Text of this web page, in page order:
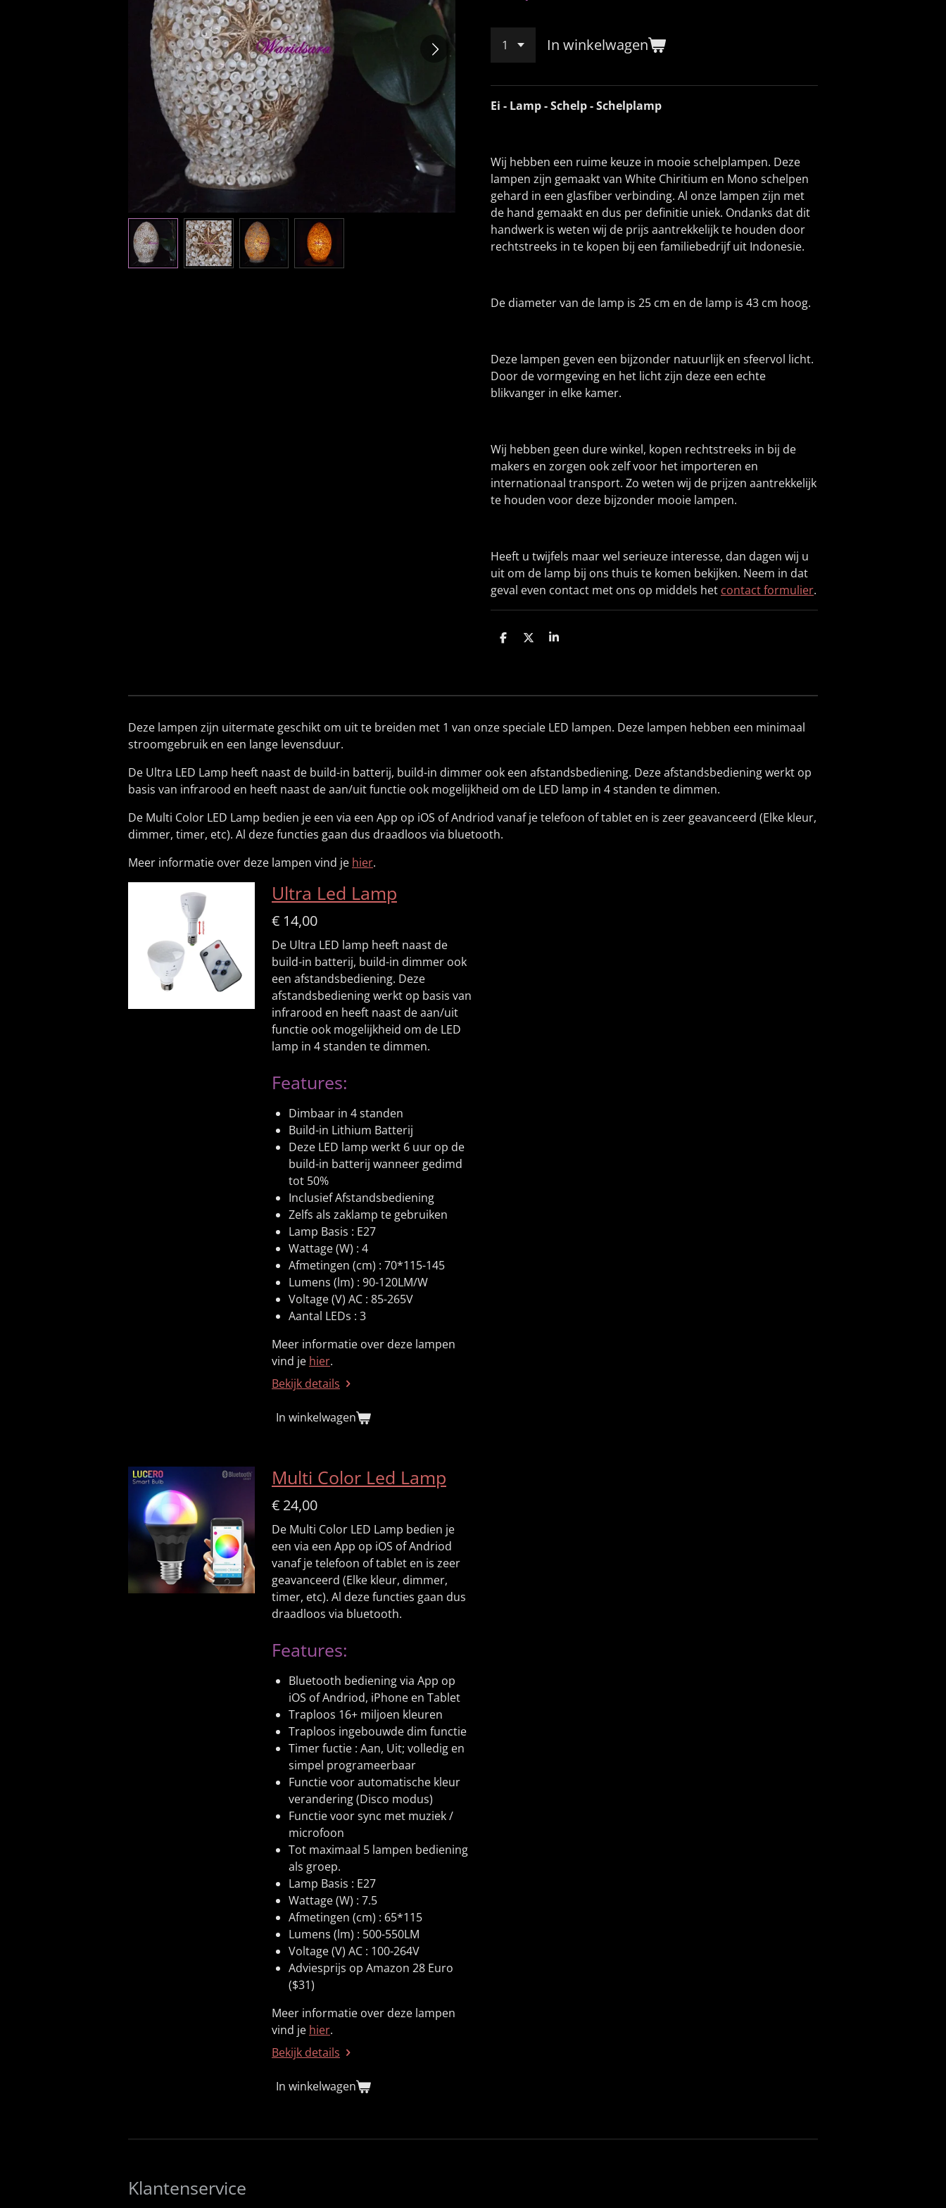
In winkelwagen
Ei - Lamp - Schelp - Schelplamp
Wij hebben een ruime keuze in mooie schelplampen. Deze
lampen zijn gemaakt van White Chiritium en Mono schelpen
gehard in een glasfiber verbinding. Al onze lampen zijn met
de hand gemaakt en dus per definitie uniek. Ondanks dat dit
handwerk is weten wij de prijs aantrekkelijk te houden door
rechtstreeks in te kopen bij een familiebedrijf uit Indonesie.
De diameter van de lamp is 25 cm en de lamp is 43 cm hoog.
Deze lampen geven een bijzonder natuurlijk en sfeervol licht.
Door de vormgeving en het licht zijn deze een echte
blikvanger in elke kamer.
Wij hebben geen dure winkel, kopen rechtstreeks in bij de
makers en zorgen ook zelf voor het importeren en
internationaal transport. Zo weten wij de prijzen aantrekkelijk
te houden voor deze bijzonder mooie lampen.
Heeft u twijfels maar wel serieuze interesse, dan dagen wij u
uit om de lamp bij ons thuis te komen bekijken. Neem in dat
geval even contact met ons op middels het contact formulier.
D
D
S
Deze lampen zijn uitermate geschikt om uit te breiden met 1 van onze speciale LED lampen. Deze lampen hebben een minimaal
stroomgebruik en een lange levensduur.
De Ultra LED Lamp heeft naast de build-in batterij, build-in dimmer ook een afstandsbediening. Deze afstandsbediening werkt op
basis van infrarood en heeft naast de aan/uit functie ook mogelijkheid om de LED lamp in 4 standen te dimmen.
De Multi Color LED Lamp bedien je een via een App op iOS of Andriod vanaf je telefoon of tablet en is zeer geavanceerd (Elke kleur,
dimmer, timer, etc). Al deze functies gaan dus draadloos via bluetooth.
Meer informatie over deze lampen vind je hier.
Ultra Led Lamp
€ 14,00
De Ultra LED lamp heeft naast de
build-in batterij, build-in dimmer ook
een afstandsbediening. Deze
afstandsbediening werkt op basis van
infrarood en heeft naast de aan/uit
functie ook mogelijkheid om de LED
lamp in 4 standen te dimmen.
Features:
Dimbaar in 4 standen
Build-in Lithium Batterij
Deze LED lamp werkt 6 uur op de
build-in batterij wanneer gedimd
tot 50%
Inclusief Afstandsbediening
Zelfs als zaklamp te gebruiken
Lamp Basis : E27
Wattage (W) : 4
Afmetingen (cm) : 70*115-145
Lumens (lm) : 90-120LM/W
Voltage (V) AC : 85-265V
Aantal LEDs : 3
Meer informatie over deze lampen
vind je hier.
Bekijk details
In winkelwagen
Multi Color Led Lamp
€ 24,00
De Multi Color LED Lamp bedien je
een via een App op iOS of Andriod
vanaf je telefoon of tablet en is zeer
geavanceerd (Elke kleur, dimmer,
timer, etc). Al deze functies gaan dus
draadloos via bluetooth.
Features:
Bluetooth bediening via App op
iOS of Andriod, iPhone en Tablet
Traploos 16+ miljoen kleuren
Traploos ingebouwde dim functie
Timer fuctie : Aan, Uit; volledig en
simpel programeerbaar
Functie voor automatische kleur
verandering (Disco modus)
Functie voor sync met muziek /
microfoon
Tot maximaal 5 lampen bediening
als groep.
Lamp Basis : E27
Wattage (W) : 7.5
Afmetingen (cm) : 65*115
Lumens (lm) : 500-550LM
Voltage (V) AC : 100-264V
Adviesprijs op Amazon 28 Euro
($31)
Meer informatie over deze lampen
vind je hier.
Bekijk details
In winkelwagen
Klantenservice